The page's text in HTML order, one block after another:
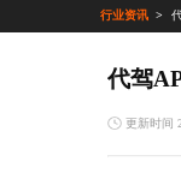
行业资讯
代驾
更新时间